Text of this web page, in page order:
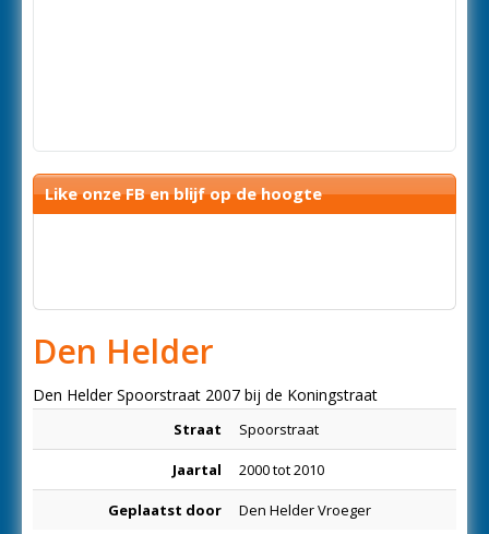
Like onze FB en blijf op de hoogte
Den Helder
Den Helder Spoorstraat 2007 bij de Koningstraat
Straat Spoorstraat
Jaartal 2000 tot 2010
Geplaatst door Den Helder Vroeger